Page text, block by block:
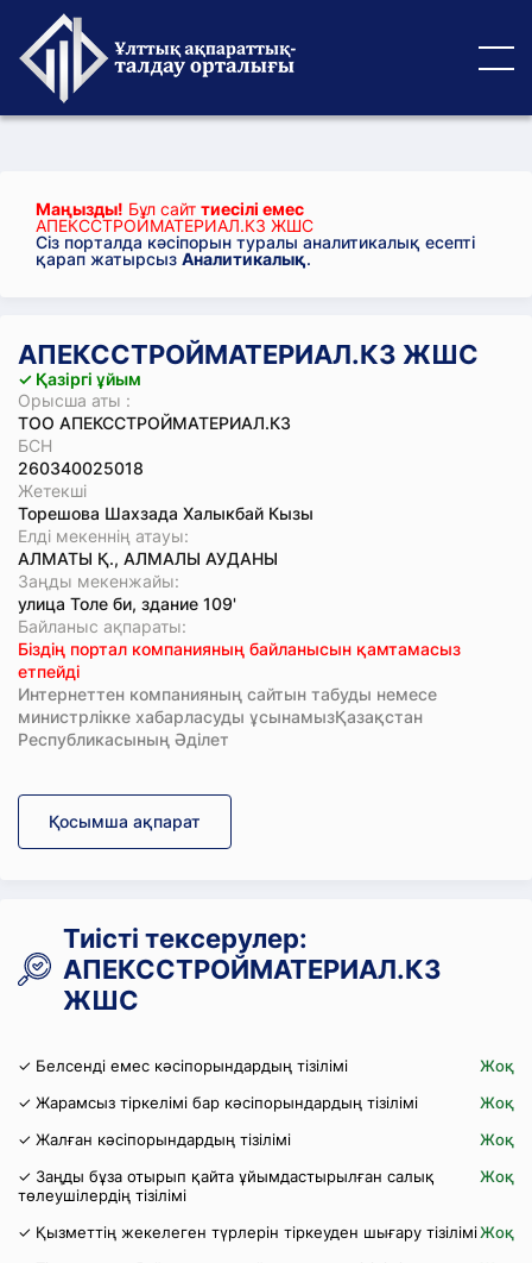
Маңызды! Бұл сайт тиесілі емес
АПЕКССТРОЙМАТЕРИАЛ.КЗ ЖШС
Сіз порталда кәсіпорын туралы аналитикалық есепті
қарап жатырсыз Аналитикалық.
АПЕКССТРОЙМАТЕРИАЛ.КЗ ЖШС
✓ Қазіргі ұйым
Орысша аты :
ТОО АПЕКССТРОЙМАТЕРИАЛ.КЗ
БСН
260340025018
Жетекші
Торешова Шахзада Халыкбай Кызы
Елді мекеннің атауы:
АЛМАТЫ Қ., АЛМАЛЫ АУДАНЫ
Заңды мекенжайы:
улица Толе би, здание 109'
Байланыс ақпараты:
Біздің портал компанияның байланысын қамтамасыз
етпейді
Интернеттен компанияның сайтын табуды немесе
министрлікке хабарласуды ұсынамызҚазақстан
Республикасының Әділет
Қосымша ақпарат
Тиісті тексерулер:
АПЕКССТРОЙМАТЕРИАЛ.КЗ
ЖШС
✓ Белсенді емес кәсіпорындардың тізілімі
Жоқ
✓ Жарамсыз тіркелімі бар кәсіпорындардың тізілімі
Жоқ
✓ Жалған кәсіпорындардың тізілімі
Жоқ
✓ Заңды бұза отырып қайта ұйымдастырылған салық
төлеушілердің тізілімі
Жоқ
✓ Қызметтің жекелеген түрлерін тіркеуден шығару тізіліміЖоқ